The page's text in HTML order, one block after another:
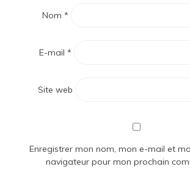
Nom *
E-mail *
Site web
Enregistrer mon nom, mon e-mail et
navigateur pour mon prochain